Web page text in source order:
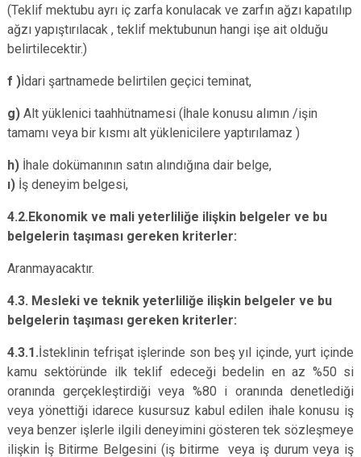
(Teklif mektubu ayrı iç zarfa konulacak ve zarfın ağzı kapatılıp
ağzı yapıştırılacak , teklif mektubunun hangi işe ait olduğu
belirtilecektir.)
f )İdari şartnamede belirtilen geçici teminat,
g) Alt yüklenici taahhütnamesi (İhale konusu alımın /işin
tamamı veya bir kısmı alt yüklenicilere yaptırılamaz )
h) İhale dokümanının satın alındığına dair belge,
ı) İş deneyim belgesi,
4.2.Ekonomik ve mali yeterliliğe ilişkin belgeler ve bu
belgelerin taşıması gereken kriterler:
Aranmayacaktır.
4.3. Mesleki ve teknik yeterliliğe ilişkin belgeler ve bu
belgelerin taşıması gereken kriterler:
4.3.1.İsteklinin tefrişat işlerinde son beş yıl içinde, yurt içinde
kamu sektöründe ilk teklif edeceği bedelin en az %50 si
oranında gerçekleştirdiği veya %80 i oranında denetlediği
veya yönettiği idarece kusursuz kabul edilen ihale konusu iş
veya benzer işlerle ilgili deneyimini gösteren tek sözleşmeye
ilişkin İş Bitirme Belgesini (iş bitirme veya iş durum veya iş